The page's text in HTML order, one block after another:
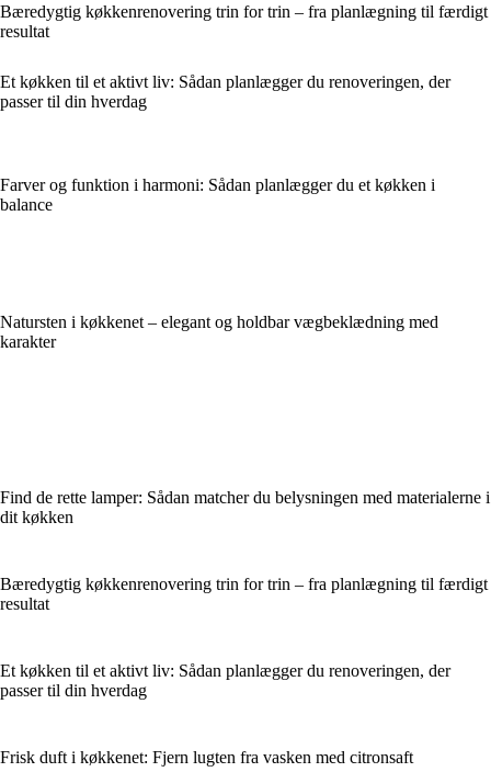
Bæredygtig køkkenrenovering trin for trin – fra planlægning til færdigt
resultat
Et køkken til et aktivt liv: Sådan planlægger du renoveringen, der
passer til din hverdag
Farver og funktion i harmoni: Sådan planlægger du et køkken i
balance
Natursten i køkkenet – elegant og holdbar vægbeklædning med
karakter
Find de rette lamper: Sådan matcher du belysningen med materialerne i
dit køkken
Bæredygtig køkkenrenovering trin for trin – fra planlægning til færdigt
resultat
Et køkken til et aktivt liv: Sådan planlægger du renoveringen, der
passer til din hverdag
Frisk duft i køkkenet: Fjern lugten fra vasken med citronsaft